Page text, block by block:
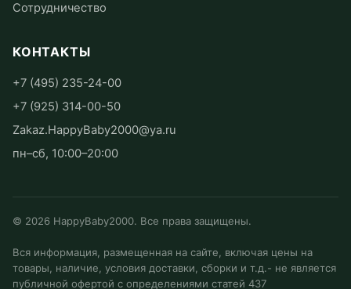
Сотрудничество
КОНТАКТЫ
+7 (495) 235-24-00
+7 (925) 314-00-50
Zakaz.HappyBaby2000@ya.ru
пн–сб, 10:00–20:00
© 2026 HappyBaby2000. Все права защищены.
Вся информация, размещенная на сайте, включая цены на
товары, наличие, условия доставки, сборки и т.д.- не является
публичной офертой с определениями статей 437